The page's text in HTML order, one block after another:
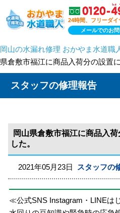
24時間、フリーダイ
メールでのお
岡山の水漏れ修理 おかやま水道職
県倉敷市福江に商品入荷分の設置
スタッフの修理報告
岡山県倉敷市福江に商品入
した。
2021年05月23日 スタッフの
≪公式SNS Instagram・LINEは